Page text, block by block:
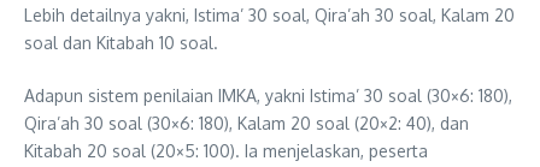
Lebih detailnya yakni, Istima’ 30 soal, Qira’ah 30 soal, Kalam 20
soal dan Kitabah 10 soal.
Adapun sistem penilaian IMKA, yakni Istima’ 30 soal (30×6: 180),
Qira’ah 30 soal (30×6: 180), Kalam 20 soal (20×2: 40), dan
Kitabah 20 soal (20×5: 100). Ia menjelaskan, peserta